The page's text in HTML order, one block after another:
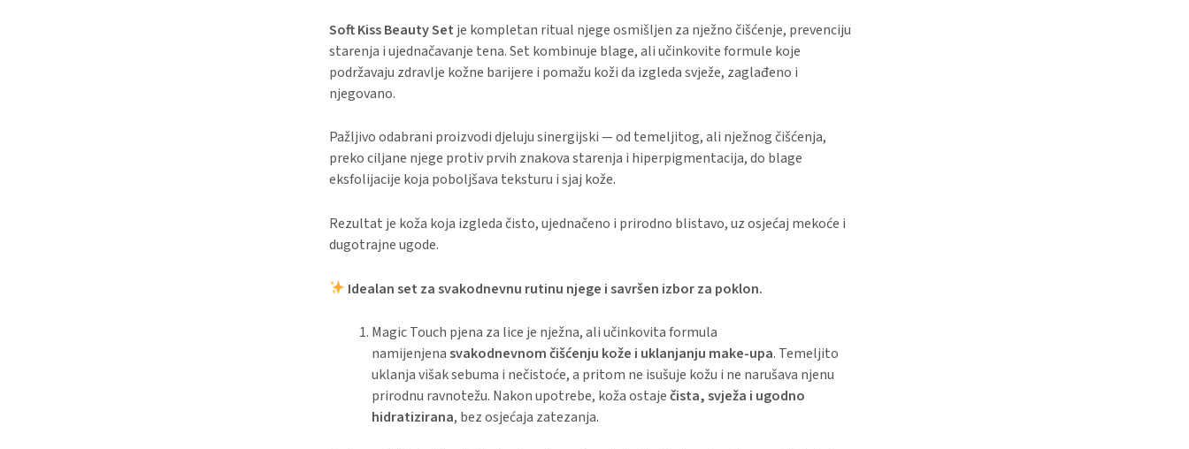
Soft Kiss Beauty Set je kompletan ritual njege osmišljen za nježno čišćenje, prevenciju
starenja i ujednačavanje tena. Set kombinuje blage, ali učinkovite formule koje
podržavaju zdravlje kožne barijere i pomažu koži da izgleda svježe, zaglađeno i
njegovano.
Pažljivo odabrani proizvodi djeluju sinergijski — od temeljitog, ali nježnog čišćenja,
preko ciljane njege protiv prvih znakova starenja i hiperpigmentacija, do blage
eksfolijacije koja poboljšava teksturu i sjaj kože.
Rezultat je koža koja izgleda čisto, ujednačeno i prirodno blistavo, uz osjećaj mekoće i
dugotrajne ugode.
Idealan set za svakodnevnu rutinu njege i savršen izbor za poklon.
Magic Touch pjena za lice je nježna, ali učinkovita formula
namijenjenasvakodnevnom čišćenju kože i uklanjanju make-upa. Temeljito
uklanja višak sebuma i nečistoće, a pritom ne isušuje kožu i ne narušava njenu
prirodnu ravnotežu. Nakon upotrebe, koža ostaječista, svježa i ugodno
hidratizirana, bez osjećaja zatezanja.